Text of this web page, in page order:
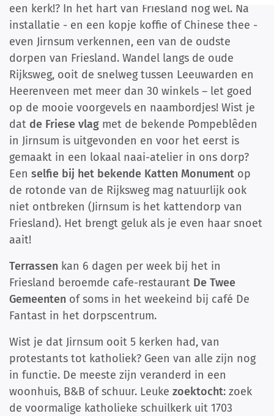
een kerk!? In het hart van Friesland nog wel. Na
installatie - en een kopje koffie of Chinese thee -
even Jirnsum verkennen, een van de oudste
dorpen van Friesland. Wandel langs de oude
Rijksweg, ooit de snelweg tussen Leeuwarden en
Heerenveen met meer dan 30 winkels – let goed
op de mooie voorgevels en naambordjes! Wist je
dat de Friese vlag met de bekende Pompeblêden
in Jirnsum is uitgevonden en voor het eerst is
gemaakt in een lokaal naai-atelier in ons dorp?
Een selfie bij het bekende Katten Monument op
de rotonde van de Rijksweg mag natuurlijk ook
niet ontbreken (Jirnsum is het kattendorp van
Friesland). Het brengt geluk als je even haar snoet
aait!
Terrassen kan 6 dagen per week bij het in
Friesland beroemde cafe-restaurant De Twee
Gemeenten of soms in het weekeind bij café De
Fantast in het dorpscentrum.
Wist je dat Jirnsum ooit 5 kerken had, van
protestants tot katholiek? Geen van alle zijn nog
in functie. De meeste zijn veranderd in een
woonhuis, B&B of schuur. Leuke zoektocht: zoek
de voormalige katholieke schuilkerk uit 1703